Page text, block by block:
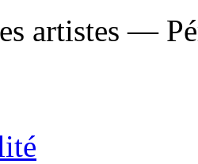
artistes —